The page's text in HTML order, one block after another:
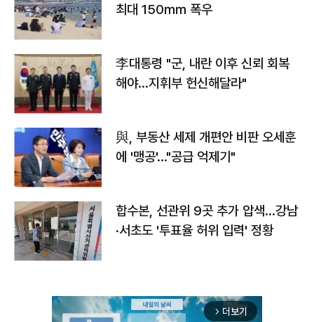
최대 150㎜ 폭우
李대통령 "군, 내란 이후 신뢰 회복
해야…지휘부 헌신해달라"
與, 부동산 세제 개편안 비판 오세훈
에 '맹공'…"공급 억제기"
합수본, 선관위 9곳 추가 압색…강남
·서초도 '투표율 허위 입력' 정황
arrow_forward_ios 더보기